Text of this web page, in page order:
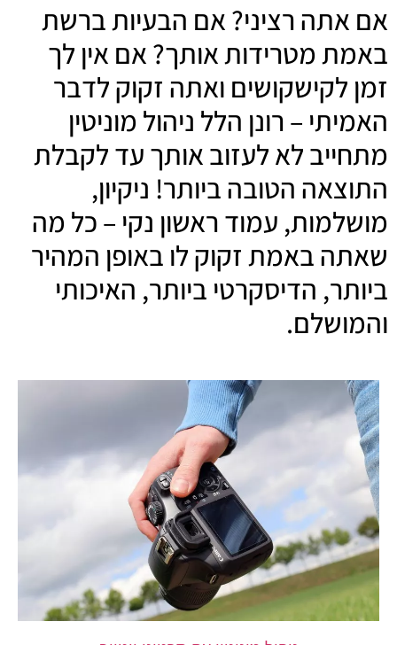
אם אתה רציני? אם הבעיות ברשת
באמת מטרידות אותך? אם אין לך
זמן לקישקושים ואתה זקוק לדבר
האמיתי – רונן הלל ניהול מוניטין
מתחייב לא לעזוב אותך עד לקבלת
התוצאה הטובה ביותר! ניקיון,
מושלמות, עמוד ראשון נקי – כל מה
שאתה באמת זקוק לו באופן המהיר
ביותר, הדיסקרטי ביותר, האיכותי
והמושלם.